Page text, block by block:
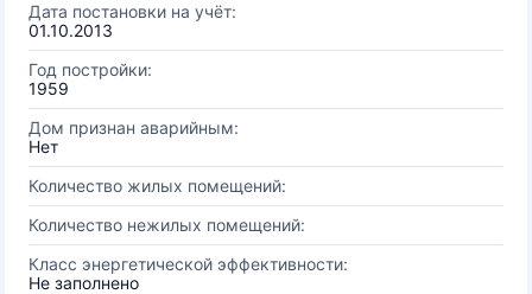
Дата постановки на учёт:
01.10.2013
Год постройки:
1959
Дом признан аварийным:
Нет
Количество жилых помещений:
Количество нежилых помещений:
Класс энергетической эффективности:
Не заполнено